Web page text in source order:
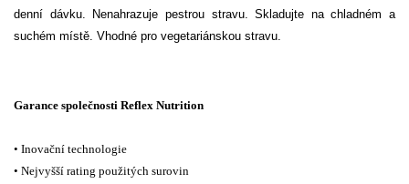
denní dávku. Nenahrazuje pestrou stravu. Skladujte na chladném a
suchém místě. Vhodné pro vegetariánskou stravu.
Garance společnosti Reflex Nutrition
• Inovační technologie
• Nejvyšší rating použitých surovin